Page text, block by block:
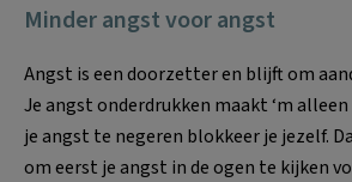
Minder angst voor angst
Angst is een doorzetter en blijft om
Je angst onderdrukken maakt ‘m
je angst te negeren blokkeer je jezelf.
om eerst je angst in de ogen te kijken